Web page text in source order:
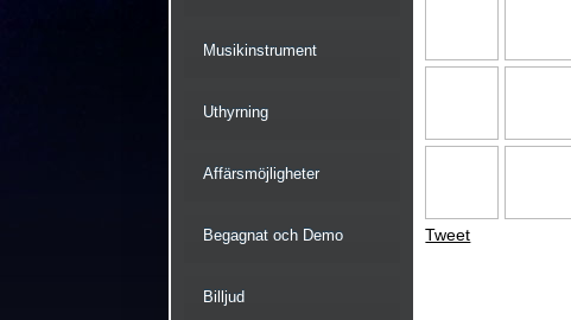
Musikinstrument
Uthyrning
Affärsmöjligheter
Begagnat och Demo
Billjud
Tweet